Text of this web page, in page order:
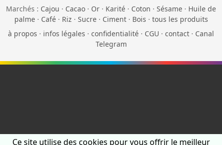
Marchés : Cajou · Cacao · Or · Karité · Coton · Sésame · Huile de
palme· Café· Riz · Sucre· Ciment· Bois · tous les produits
à propos · infos légales · confidentialité · CGU · contact · Canal
Telegram
Ce site utilise des cookies pour vous offrir le meilleur